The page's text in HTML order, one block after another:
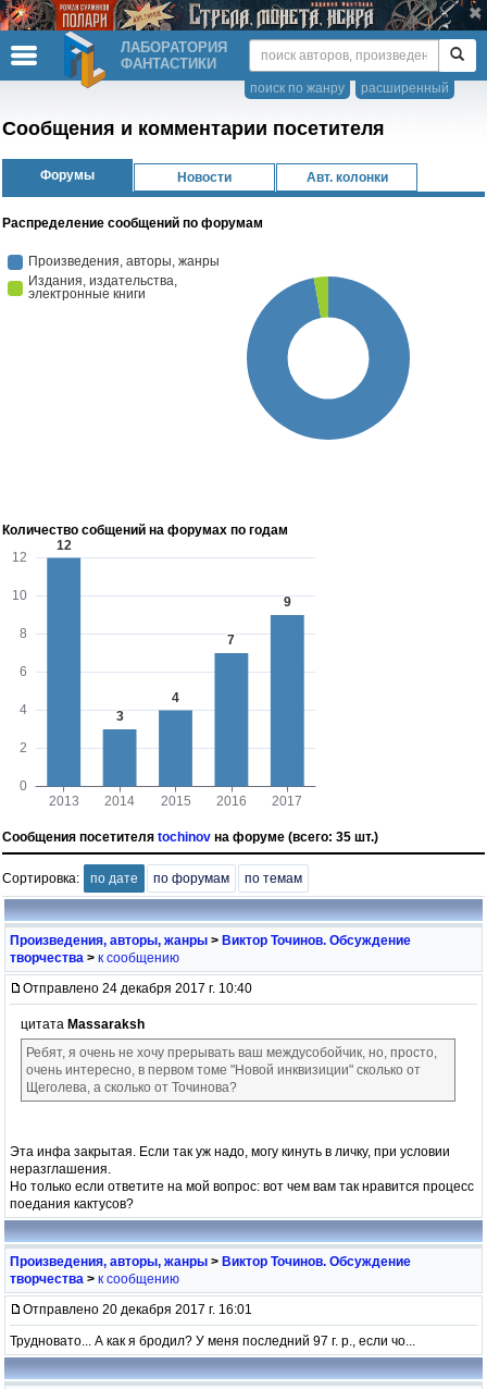
ЛАБОРАТОРИЯ
ФАНТАСТИКИ
расширенный
поиск по жанру
Сообщения и комментарии посетителя
Форумы Новости Авт. колонки
Распределение сообщений по форумам
Количество собщений на форумах по годам
Сообщения посетителя tochinov на форуме (всего: 35 шт.)
Сортировка: по дате по форумам по темам
Произведения, авторы, жанры > Виктор Точинов. Обсуждение
творчества > к сообщению
Отправлено 24 декабря 2017 г. 10:40
цитата Massaraksh
Ребят, я очень не хочу прерывать ваш междусобойчик, но, просто,
очень интересно, в первом томе "Новой инквизиции" сколько от
Щеголева, а сколько от Точинова?
Эта инфа закрытая. Если так уж надо, могу кинуть в личку, при условии
неразглашения.
Но только если ответите на мой вопрос: вот чем вам так нравится процесс
поедания кактусов?
Произведения, авторы, жанры > Виктор Точинов. Обсуждение
творчества > к сообщению
Отправлено 20 декабря 2017 г. 16:01
Трудновато... А как я бродил? У меня последний 97 г. р., если чо...